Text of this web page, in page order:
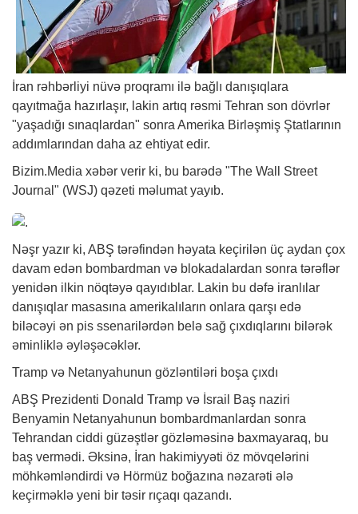
İran rəhbərliyi nüvə proqramı ilə bağlı danışıqlara
qayıtmağa hazırlaşır, lakin artıq rəsmi Tehran son dövrlər
"yaşadığı sınaqlardan" sonra Amerika Birləşmiş Ştatlarının
addımlarından daha az ehtiyat edir.
Bizim.Media xəbər verir ki, bu barədə "The Wall Street
Journal" (WSJ) qəzeti məlumat yayıb.
Nəşr yazır ki, ABŞ tərəfindən həyata keçirilən üç aydan çox
davam edən bombardman və blokadalardan sonra tərəflər
yenidən ilkin nöqtəyə qayıdıblar. Lakin bu dəfə iranlılar
danışıqlar masasına amerikalıların onlara qarşı edə
biləcəyi ən pis ssenarilərdən belə sağ çıxdıqlarını bilərək
əminliklə əyləşəcəklər.
Tramp və Netanyahunun gözləntiləri boşa çıxdı
ABŞ Prezidenti Donald Tramp və İsrail Baş naziri
Benyamin Netanyahunun bombardmanlardan sonra
Tehrandan ciddi güzəştlər gözləməsinə baxmayaraq, bu
baş vermədi. Əksinə, İran hakimiyyəti öz mövqelərini
möhkəmləndirdi və Hörmüz boğazına nəzarəti ələ
keçirməklə yeni bir təsir rıçaqı qazandı.